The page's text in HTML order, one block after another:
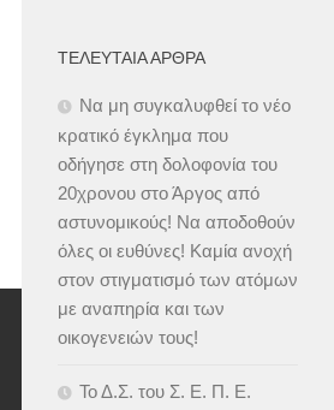
ΤΕΛΕΥΤΑΊΑ ΆΡΘΡΑ
Να μη συγκαλυφθεί το νέο
κρατικό έγκλημα που
οδήγησε στη δολοφονία του
20χρονου στο Άργος από
αστυνομικούς! Να αποδοθούν
όλες οι ευθύνες! Καμία ανοχή
στον στιγματισμό των ατόμων
με αναπηρία και των
οικογενειών τους!
Το Δ.Σ. του Σ. Ε. Π. Ε.